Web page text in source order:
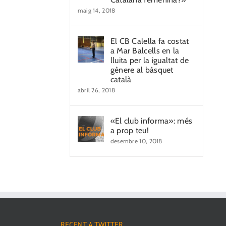
maig 14, 2018
El CB Calella fa costat
a Mar Balcells en la
lluita per la igualtat de
gènere al bàsquet
català
abril 26, 2018
«El club informa»: més
a prop teu!
desembre 10, 2018